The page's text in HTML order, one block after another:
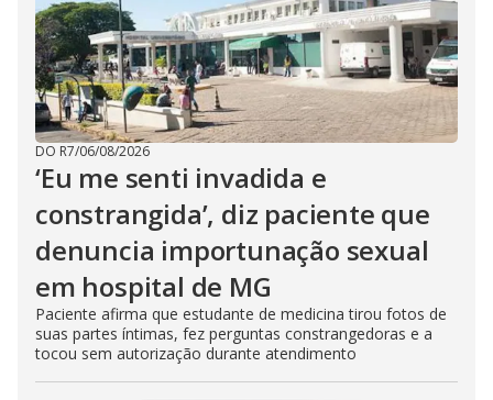
DO R7/06/08/2026
‘Eu me senti invadida e
constrangida’, diz paciente que
denuncia importunação sexual
em hospital de MG
Paciente afirma que estudante de medicina tirou fotos de
suas partes íntimas, fez perguntas constrangedoras e a
tocou sem autorização durante atendimento